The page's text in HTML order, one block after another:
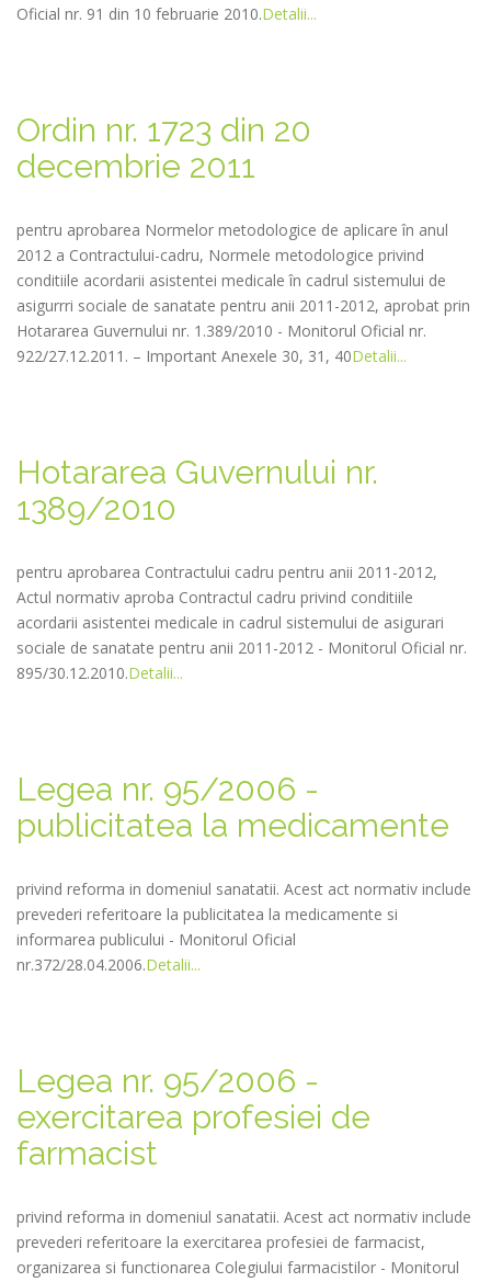
Oficial nr. 91 din 10 februarie 2010.Detalii...
Ordin nr. 1723 din 20
decembrie 2011
pentru aprobarea Normelor metodologice de aplicare în anul
2012 a Contractului-cadru, Normele metodologice privind
conditiile acordarii asistentei medicale în cadrul sistemului de
asigurrri sociale de sanatate pentru anii 2011-2012, aprobat prin
Hotararea Guvernului nr. 1.389/2010 - Monitorul Oficial nr.
922/27.12.2011. – Important Anexele 30, 31, 40Detalii...
Hotararea Guvernului nr.
1389/2010
pentru aprobarea Contractului cadru pentru anii 2011-2012,
Actul normativ aproba Contractul cadru privind conditiile
acordarii asistentei medicale in cadrul sistemului de asigurari
sociale de sanatate pentru anii 2011-2012 - Monitorul Oficial nr.
895/30.12.2010.Detalii...
Legea nr. 95/2006 -
publicitatea la medicamente
privind reforma in domeniul sanatatii. Acest act normativ include
prevederi referitoare la publicitatea la medicamente si
informarea publicului - Monitorul Oficial
nr.372/28.04.2006.Detalii...
Legea nr. 95/2006 -
exercitarea profesiei de
farmacist
privind reforma in domeniul sanatatii. Acest act normativ include
prevederi referitoare la exercitarea profesiei de farmacist,
organizarea si functionarea Colegiului farmacistilor - Monitorul